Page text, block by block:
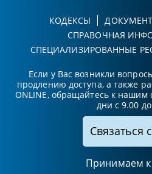
КОДЕКСЫ
СПРАВОЧНАЯ
СПЕЦИАЛИЗИРОВАННЫЕ
Если у Вас возникли
продлению доступа, а также
ONLINE, обращайтесь к нашим
дни с 9.00
Связаться
Принимаем к